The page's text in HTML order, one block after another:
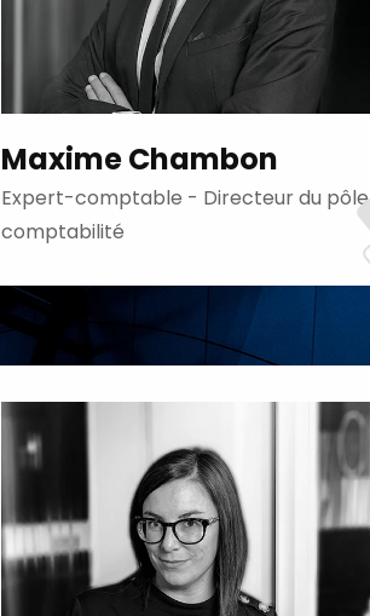
Maxime Chambon
Expert-comptable - Directeur du pôle
comptabilité